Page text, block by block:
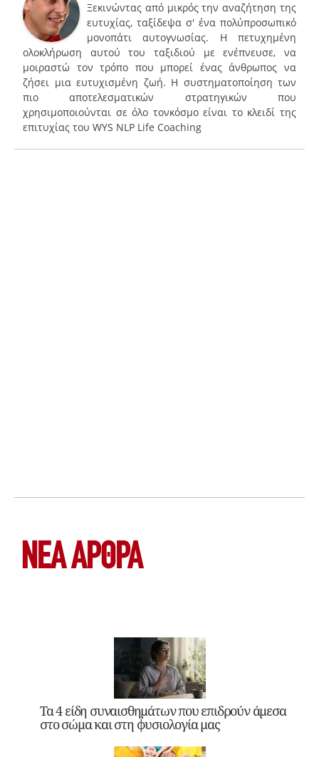
Ξεκινώντας από μικρός την αναζήτηση της
ευτυχίας, ταξίδεψα σ' ένα πολύπροσωπικό
μονοπάτι αυτογνωσίας. Η πετυχημένη
ολοκλήρωση αυτού του ταξιδιού με ενέπνευσε, να
μοιραστώ τον τρόπο που μπορεί ένας άνθρωπος να
ζήσει μια ευτυχισμένη ζωή. Η συστηματοποίηση των
πιο αποτελεσματικών στρατηγικών που
χρησιμοποιούνται σε όλο τονκόσμο είναι το κλειδί της
επιτυχίας του WYS NLP Life Coaching
ΝΕΑ ΆΡΘΡΑ
Τα 4 είδη συναισθημάτων που επιδρούν άμεσα
στο σώμα και στη φυσιολογία μας